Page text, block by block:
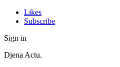
Likes
Subscribe
Sign in
Djena Actu.